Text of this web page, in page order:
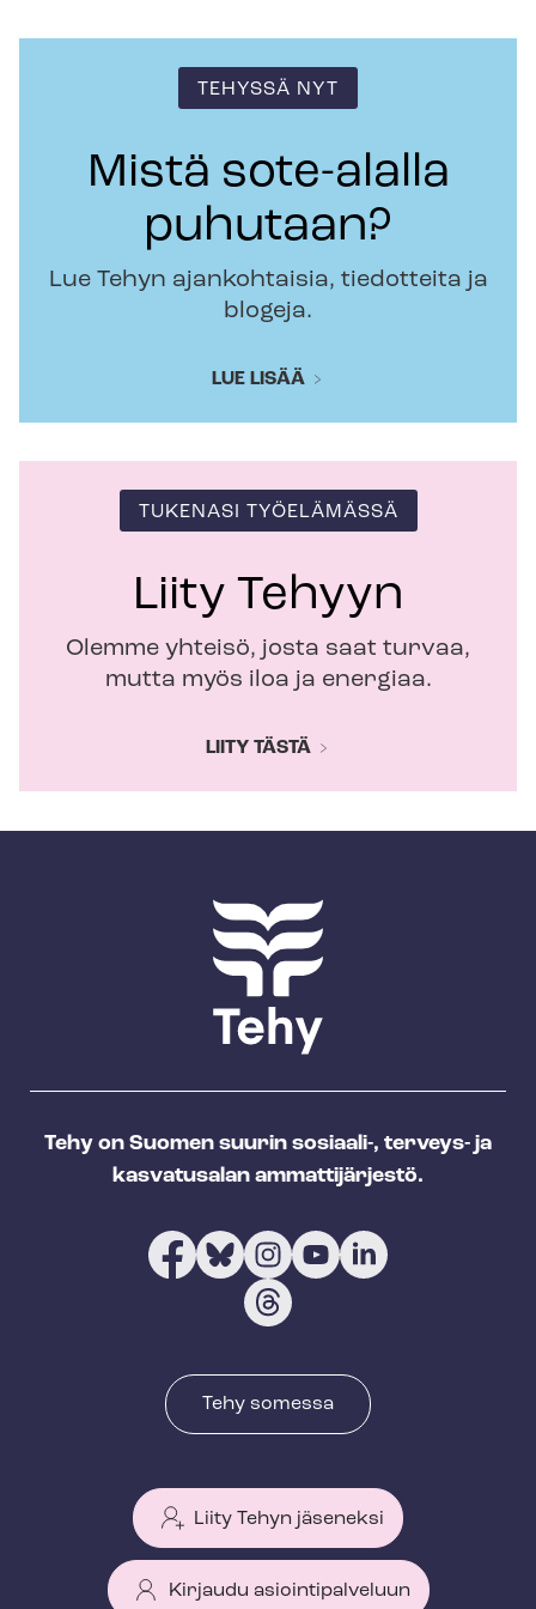
TEHYSSÄ NYT
Mistä sote-alalla
puhutaan?
Lue Tehyn ajankohtaisia, tiedotteita ja
blogeja.
LUE LISÄÄ
TUKENASI TYÖELÄMÄSSÄ
Liity Tehyyn
Olemme yhteisö, josta saat turvaa,
mutta myös iloa ja energiaa.
LIITY TÄSTÄ
Tehy on Suomen suurin sosiaali-, terveys- ja
kasvatusalan ammattijärjestö.
Tehy somessa
Liity Tehyn jäseneksi
Kirjaudu asiointipalveluun